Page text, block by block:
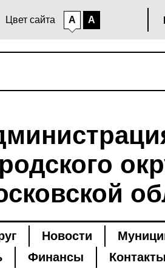
Цвет сайта A A
Новости
Финансы